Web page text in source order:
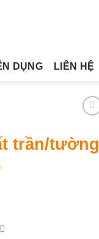
DỤNG LIÊN HỆ
trần/tường